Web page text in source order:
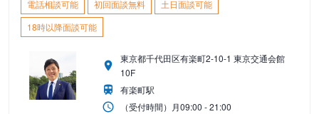
電話相談可能 初回面談無料
土日面談可能
18時以降面談可能
東京都千代田区有楽町2-10-1 東京交通会館
10F
有楽町駅
（受付時間） 月09:00 - 21:00